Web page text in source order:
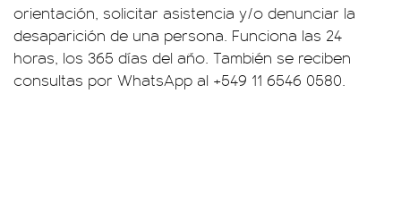
orientación, solicitar asistencia y/o denunciar la
desaparición de una persona. Funciona las 24
horas, los 365 días del año. También se reciben
consultas por WhatsApp al +549 11 6546 0580.